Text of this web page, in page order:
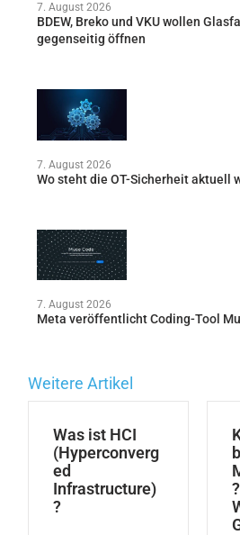
7. August 2026
BDEW, Breko und VKU wollen
gegenseitig öffnen
7. August 2026
Wo steht die OT-Sicherheit aktuell
7. August 2026
Meta veröffentlicht Coding-Tool
Weitere Artikel
Was ist HCI
(Hyperconverg
ed
Infrastructure)
?